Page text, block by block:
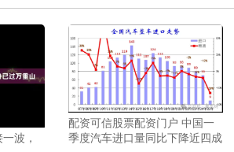
波，
配资可信股票配资门户 中国一
季度汽车进口量同比下降近四成